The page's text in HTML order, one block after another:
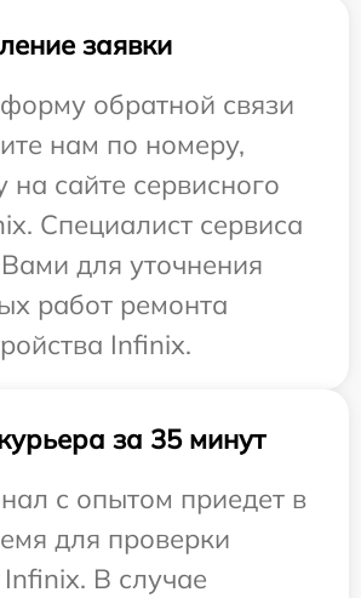
заявки
обратной связи
нам по номеру,
на сайте сервисного
Специалист сервиса
для уточнения
работ ремонта
Infinix.
за 35 минут
с опытом приедет в
для проверки
Infinix. В случае